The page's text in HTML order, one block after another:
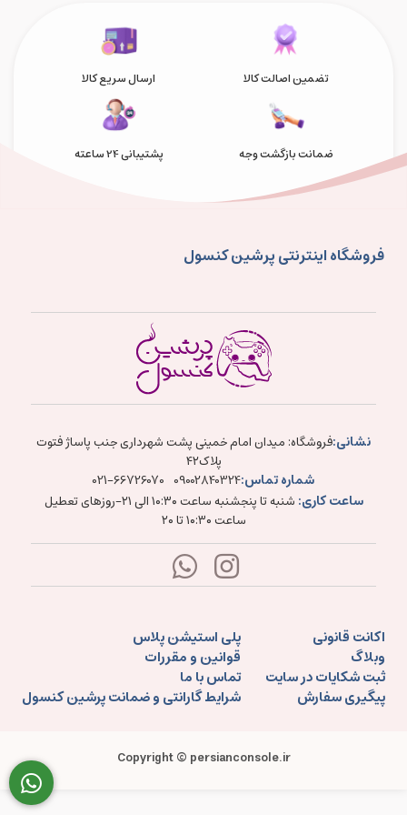
تضمین اصالت کالا ارسال سریع کالا
ضمانت بازگشت وجه پشتیبانی 24 ساعته
فروشگاه اینترنتی پرشین کنسول
نشانی:فروشگاه: میدان امام خمینی پشت شهرداری جنب پاساژ فتوت
پلاک۴۲
شماره تماس:09002840324
021-66726070
ساعت کاری:
شنبه تا پنجشنبه ساعت ۱۰:۳۰ الی ۲۱-روزهای تعطیل
ساعت ۱۰:۳۰ تا ۲۰
اکانت قانونی
پلی استیشن پلاس
وبلاگ
قوانین و مقررات
ثبت شکایات در سایت
تماس با ما
پیگیری سفارش
شرایط گارانتی و ضمانت پرشین کنسول
Copyright © persianconsole.ir